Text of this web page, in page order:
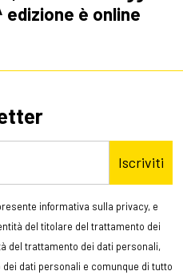
edizione è online
Iscriviti
informativa sulla privacy, e
del titolare del trattamento dei
del trattamento dei dati personali,
dati personali e comunque di tutto